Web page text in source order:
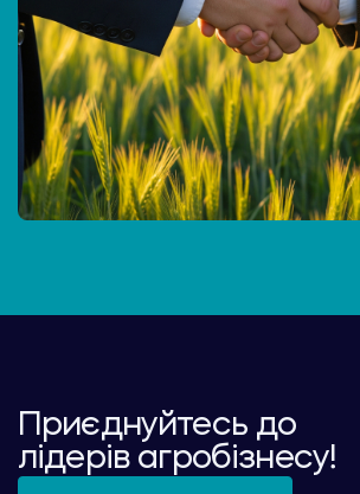
Приєднуйтесь до
лідерів агробізнесу!